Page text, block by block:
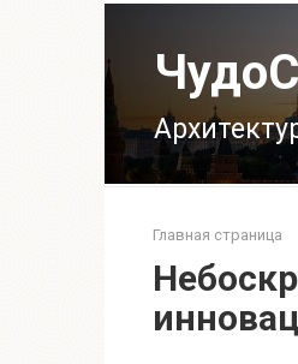
Главная страница